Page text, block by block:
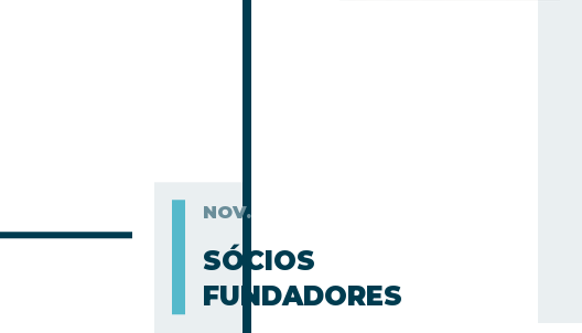
NOV.
SÓCIOS
FUNDADORES